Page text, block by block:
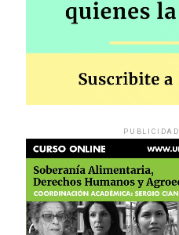
PUBLICIDAD